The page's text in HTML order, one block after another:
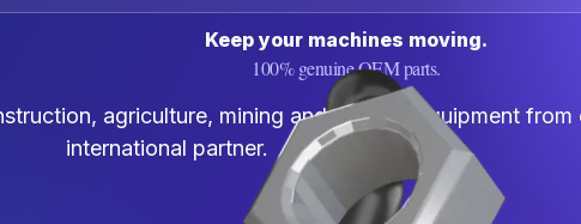
Keep your machines moving.
100% genuine OEM parts.
agriculture, mining and harbour equipment from
international partner.